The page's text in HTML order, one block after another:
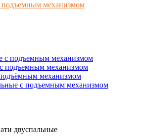
подъемным механизмом
с подъемным механизмом
подъемным механизмом
механизмом
с подъемным механизмом
двуспальные